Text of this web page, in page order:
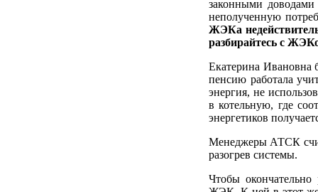
законными
неполученную
ЖЭКа
разбирайтесь с
Екатерина Ивановна
пенсию работала
энергия, не
в котельную, где
энергетиков
Менеджеры АТСК
разогрев системы.
Чтобы окончательно